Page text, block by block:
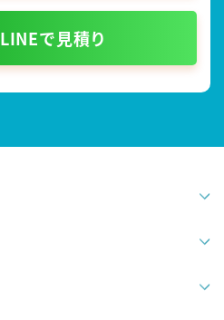
LINEで見積り